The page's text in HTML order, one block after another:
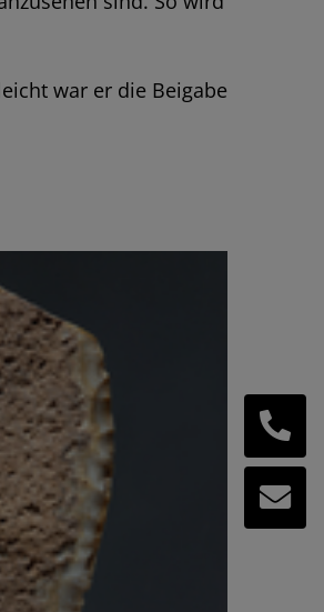
war er die Beigabe